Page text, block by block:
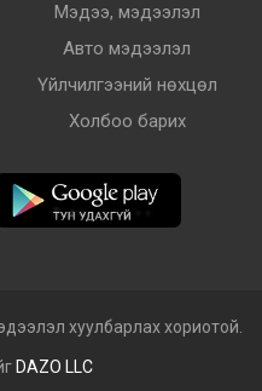
Мэдээ, мэдээлэл
Авто мэдээлэл
Үйлчилгээний нөхцөл
Холбоо барих
хуулбарлах хориотой.
DAZO LLC